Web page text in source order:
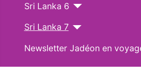
Sri Lanka 6
Sri Lanka 7
Newsletter Jadéon en